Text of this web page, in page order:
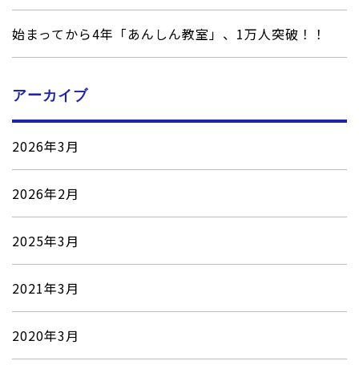
始まってから4年「あんしん教室」、1万人突破！！
アーカイブ
2026年3月
2026年2月
2025年3月
2021年3月
2020年3月